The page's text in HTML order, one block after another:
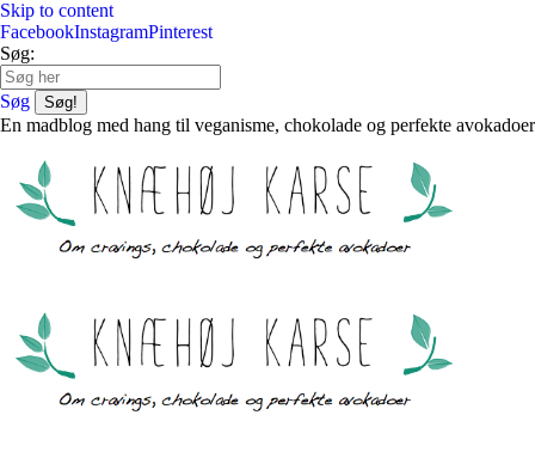
Skip to content
FacebookInstagramPinterest
Søg:
Søg
En madblog med hang til veganisme, chokolade og perfekte avokadoer